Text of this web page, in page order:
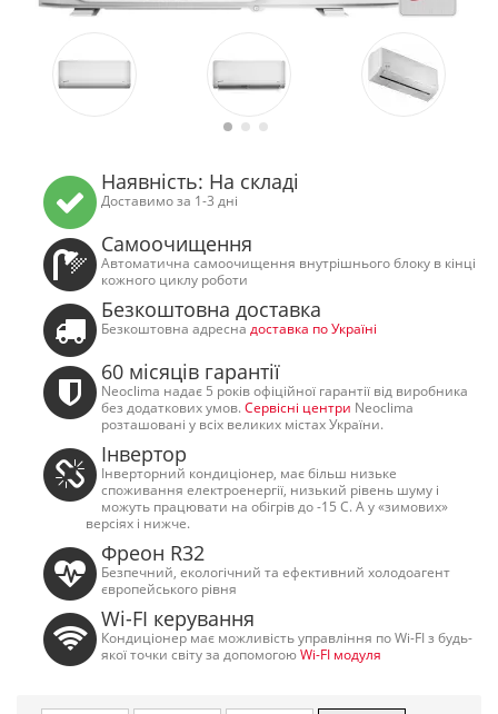
Наявність: На складі
Доставимо за 1-3 дні
Самоочищення
Автоматична самоочищення внутрішнього блоку в кінці
кожного циклу роботи
Безкоштовна доставка
Безкоштовна адресна доставка по Україні
60 місяців гарантії
Neoclima надає 5 років офіційної гарантії від виробника
без додаткових умов. Сервісні центри Neoclima
розташовані у всіх великих містах України.
Інвертор
Інверторний кондиціонер, має більш низьке
споживання електроенергії, низький рівень шуму і
можуть працювати на обігрів до -15 С. А у «зимових»
версіях і нижче.
Фреон R32
Безпечний, екологічний та ефективний холодоагент
європейського рівня
Wi-FI керування
Кондиціонер має можливість управління по Wi-FI з будь-
якої точки світу за допомогоюWi-FI модуля